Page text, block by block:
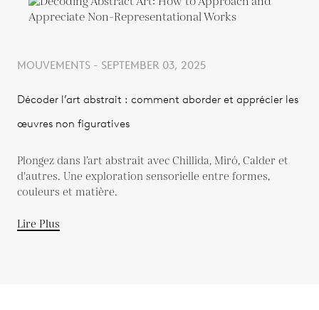
MOUVEMENTS - SEPTEMBER 03, 2025
Décoder l’art abstrait : comment aborder et apprécier les
œuvres non figuratives
Plongez dans l’art abstrait avec Chillida, Miró, Calder et
d'autres. Une exploration sensorielle entre formes,
couleurs et matière.
Lire Plus